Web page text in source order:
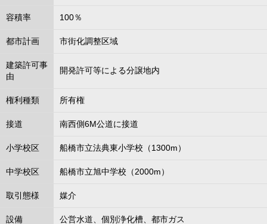
容積率 100％
都市計画 市街化調整区域
建築許可事
由
開発許可等による分譲地内
権利種類 所有権
接道 南西側6M公道に接道
小学校区 船橋市立法典東小学校（1300m）
中学校区 船橋市立旭中学校（2000m）
取引態様 媒介
設備 公営水道、個別浄化槽、都市ガス